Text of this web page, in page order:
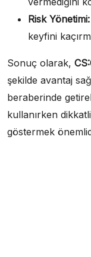
Risk Yönetimi:
keyfini
Sonuç olarak,
şekilde avantaj
beraberinde
kullanırken
göstermek